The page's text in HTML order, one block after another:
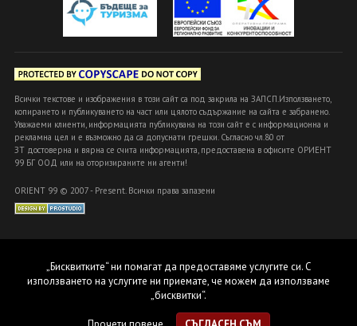
Всички текстове и изображения в този сайт са под закрила на ЗАПСП.Използването,
копирането и публикуването на част или цялото съдържание на сайта е забранено.
Уважаеми клиенти, информацията публикувана на този сайт е с информационна и
рекламна цел и е възможно да са допуснати грешки. Съгласно чл.80 от
ЗТ достоверна и вярна се счита информацията, предоставена в офисите ОРИЕНТ
99 БГ ООД или на оторизираните ни агенти!
ORIENT 99 © 2007 - Present. Всички права запазени
„Бисквитките“ ни помагат да предоставяме услугите си. С
използването на услугите ни приемате, че можем да използваме
„бисквитки“.